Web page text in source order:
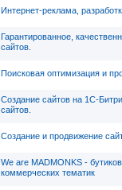
Интернет-реклама,
Гарантированное,
сайтов.
Поисковая оптимизация и
Создание сайтов на 1С-
сайтов.
Создание и продвижение
We are MADMONKS -
коммерческих тематик